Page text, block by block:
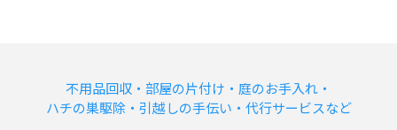
不用品回収・部屋の片付け・庭のお手入れ・
ハチの巣駆除・引越しの手伝い・代行サービスなど